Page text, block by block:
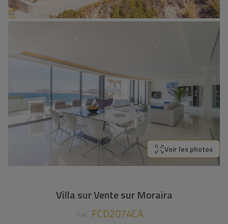
Voir les photos
Villa sur Vente sur Moraira
Ref. FCD2074CA